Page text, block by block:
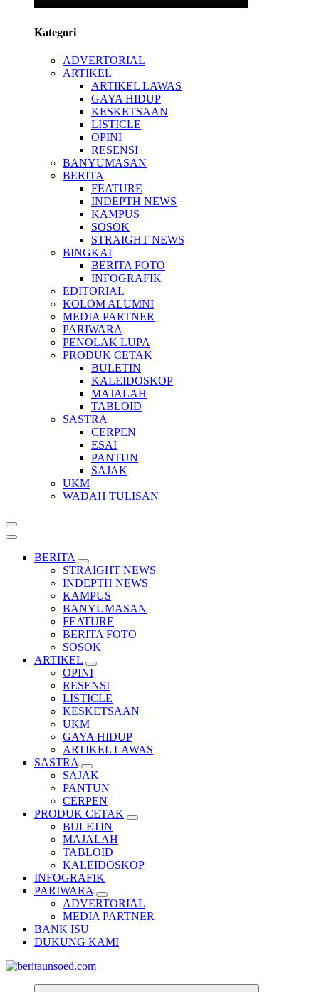
Kategori
ADVERTORIAL
ARTIKEL
ARTIKEL LAWAS
GAYA HIDUP
KESKETSAAN
LISTICLE
OPINI
RESENSI
BANYUMASAN
BERITA
FEATURE
INDEPTH NEWS
KAMPUS
SOSOK
STRAIGHT NEWS
BINGKAI
BERITA FOTO
INFOGRAFIK
EDITORIAL
KOLOM ALUMNI
MEDIA PARTNER
PARIWARA
PENOLAK LUPA
PRODUK CETAK
BULETIN
KALEIDOSKOP
MAJALAH
TABLOID
SASTRA
CERPEN
ESAI
PANTUN
SAJAK
UKM
WADAH TULISAN
BERITA
STRAIGHT NEWS
INDEPTH NEWS
KAMPUS
BANYUMASAN
FEATURE
BERITA FOTO
SOSOK
ARTIKEL
OPINI
RESENSI
LISTICLE
KESKETSAAN
UKM
GAYA HIDUP
ARTIKEL LAWAS
SASTRA
SAJAK
PANTUN
CERPEN
PRODUK CETAK
BULETIN
MAJALAH
TABLOID
KALEIDOSKOP
INFOGRAFIK
PARIWARA
ADVERTORIAL
MEDIA PARTNER
BANK ISU
DUKUNG KAMI